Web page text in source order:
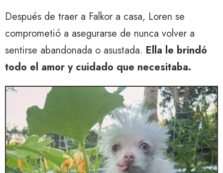
Después de traer a Falkor a casa, Loren se
comprometió a asegurarse de nunca volver a
sentirse abandonada o asustada. Ella le brindó
todo el amor y cuidado que necesitaba.